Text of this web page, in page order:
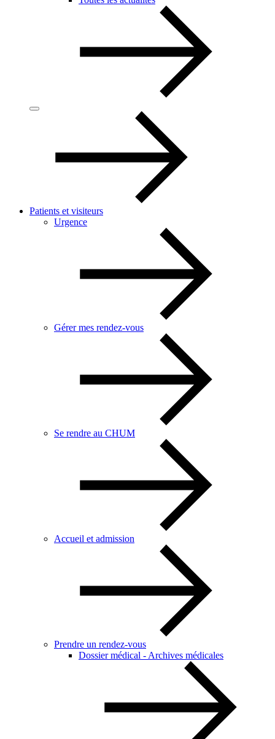
Patients et visiteurs
Urgence
Gérer mes rendez-vous
Se rendre au CHUM
Accueil et admission
Prendre un rendez-vous
Dossier médical - Archives médicales